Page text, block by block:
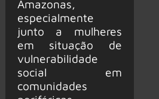
Amazonas,
especialmente
junto a mulheres
em situação de
vulnerabilidade
social em
comunidades